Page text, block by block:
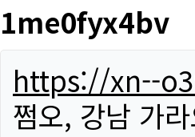
1me0fyx4bv
https://xn--
쩜오, 강남 가